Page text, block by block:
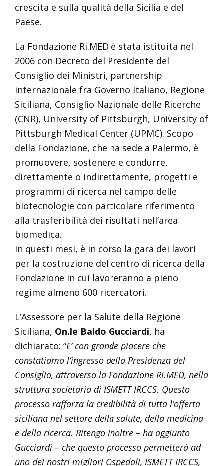
crescita e sulla qualità della Sicilia e del
Paese.
La Fondazione Ri.MED è stata istituita nel
2006 con Decreto del Presidente del
Consiglio dei Ministri, partnership
internazionale fra Governo Italiano, Regione
Siciliana, Consiglio Nazionale delle Ricerche
(CNR), University of Pittsburgh, University of
Pittsburgh Medical Center (UPMC). Scopo
della Fondazione, che ha sede a Palermo, è
promuovere, sostenere e condurre,
direttamente o indirettamente, progetti e
programmi di ricerca nel campo delle
biotecnologie con particolare riferimento
alla trasferibilità dei risultati nell’area
biomedica.
In questi mesi, è in corso la gara dei lavori
per la costruzione del centro di ricerca della
Fondazione in cui lavoreranno a pieno
regime almeno 600 ricercatori.
L’Assessore per la Salute della Regione
Siciliana, On.le Baldo Gucciardi, ha
dichiarato: “E’ con grande piacere che
constatiamo l’ingresso della Presidenza del
Consiglio, attraverso la Fondazione Ri.MED, nella
struttura societaria di ISMETT IRCCS. Questo
processo rafforza la credibilità di tutta l’offerta
siciliana nel settore della salute, della medicina
e della ricerca. Ritengo inoltre – ha aggiunto
Gucciardi – che questo processo permetterà ad
uno dei nostri migliori Ospedali, ISMETT IRCCS,